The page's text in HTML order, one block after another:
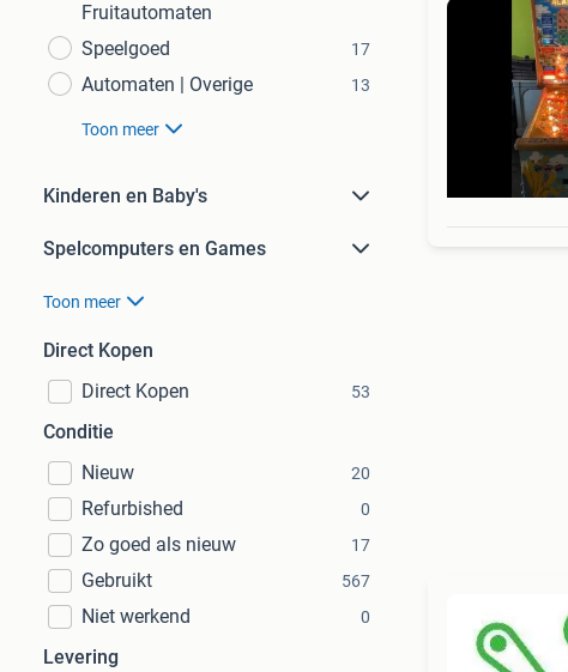
Fruitautomaten
Speelgoed 17
Automaten | Overige 13
Toon meer
Kinderen en Baby's
Spelcomputers en Games
Toon meer
Direct Kopen
Direct Kopen
53
Conditie
Nieuw
20
Refurbished 0
Zo goed als nieuw 17
Gebruikt 567
Niet werkend 0
Levering